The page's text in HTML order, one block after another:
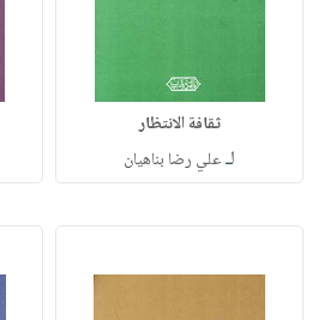
ثقافة الانتظار
لـعلي رضا بناهيان